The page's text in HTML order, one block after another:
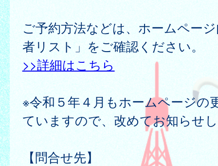
ご予約方法などは、ホームペー
者リスト」をご確認ください。
>>詳細はこちら
※令和５年４月もホームページの
ていますので、改めてお知らせ
【問合せ先】